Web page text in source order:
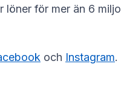
för mer än 6
och Instagram.